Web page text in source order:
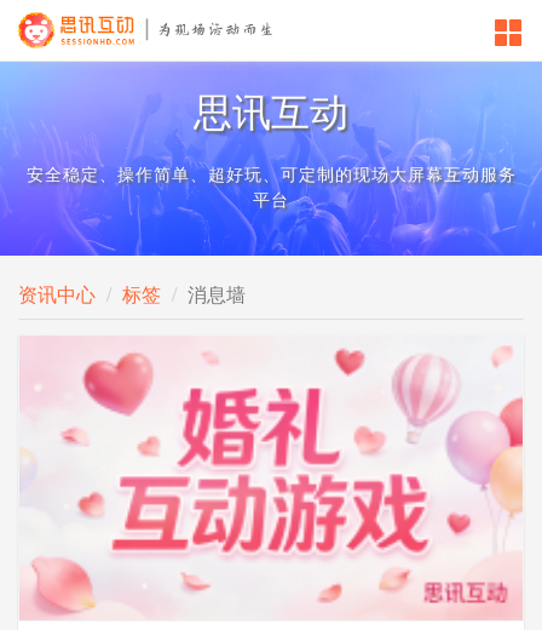
思讯互动
安全稳定、操作简单、超好玩、可定制的现场大屏幕互动服务
平台
资讯中心 标签 消息墙